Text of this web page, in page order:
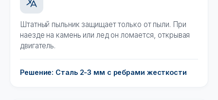
Штатный пыльник защищает только от пыли. При
наезде на камень или лед он ломается, открывая
двигатель.
Решение: Сталь 2-3 мм с ребрами жесткости